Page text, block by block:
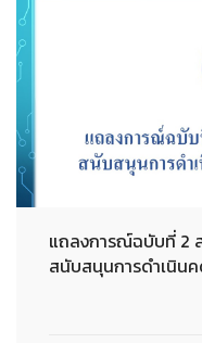
แถลงการณ์ฉบับที่ 2
สนับสนุนการดำเนิน